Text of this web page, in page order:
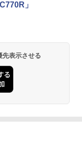
」
表示させる